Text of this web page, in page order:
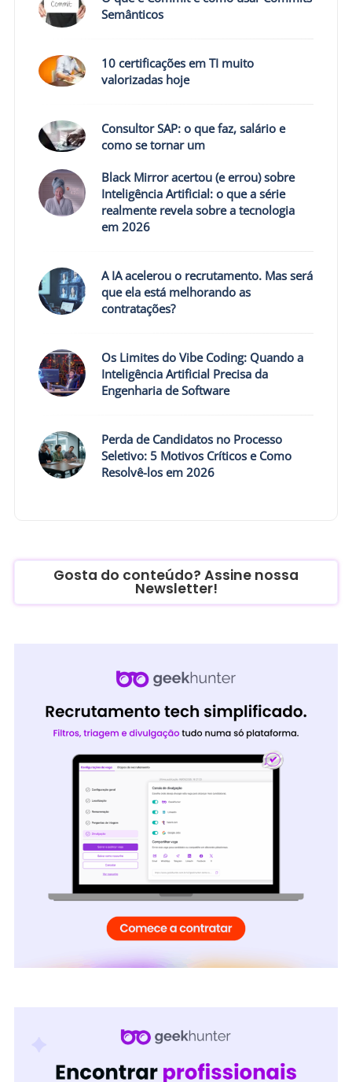
Semânticos
10 certificações em TI muito
valorizadas hoje
Consultor SAP: o que faz, salário e
como se tornar um
Black Mirror acertou (e errou) sobre
Inteligência Artificial: o que a série
realmente revela sobre a tecnologia
em 2026
A IA acelerou o recrutamento. Mas será
que ela está melhorando as
contratações?
Os Limites do Vibe Coding: Quando a
Inteligência Artificial Precisa da
Engenharia de Software
Perda de Candidatos no Processo
Seletivo: 5 Motivos Críticos e Como
Resolvê-los em 2026
Gosta do conteúdo? Assine nossa
Newsletter!